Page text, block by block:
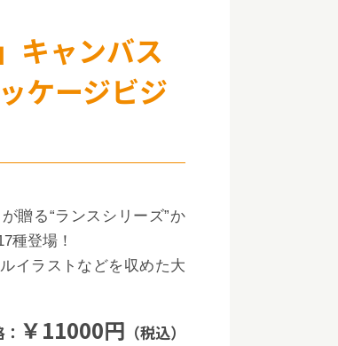
キャンバス
ケージビジ
贈る“ランスシリーズ”か
種登場！
イラストなどを収めた大
￥11000円 （税込）